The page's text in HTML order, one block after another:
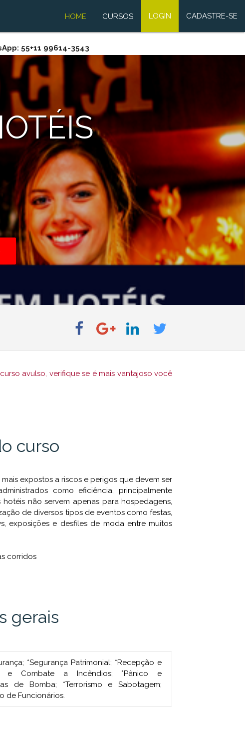
HOME CURSOS LOGIN CADASTRE-SE
55+11 99614-3543
avulso, verifique se é mais vantajoso você
curso
expostos a riscos e perigos que devem ser
como eficiência, principalmente
não servem apenas para hospedagens,
de diversos tipos de eventos como festas,
exposições e desfiles de moda entre muitos
corridos
gerais
*Segurança Patrimonial; *Recepção e
e Combate a Incêndios; *Pânico e
de Bomba; *Terrorismo e Sabotagem;
de Funcionários.